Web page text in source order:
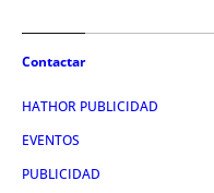
Contactar
HATHOR PUBLICIDAD
EVENTOS
PUBLICIDAD